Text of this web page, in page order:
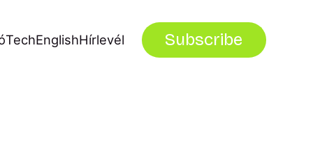
TechEnglishHírlevél Subscribe